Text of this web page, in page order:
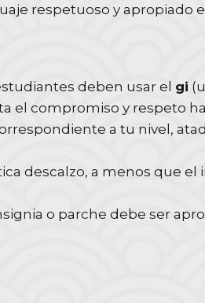
respetuoso y apropiado
deben usar el gi
el compromiso y respeto
a tu nivel,
descalzo, a menos que
o parche debe ser